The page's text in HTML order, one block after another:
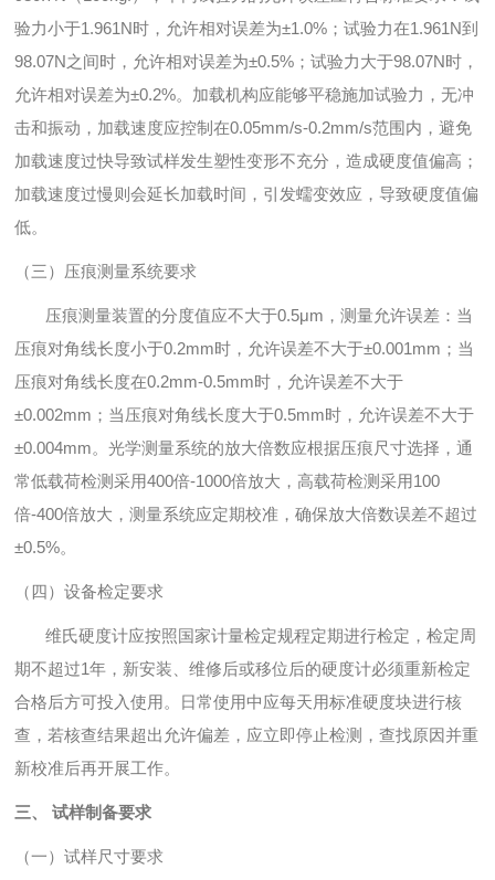
验力小于1.961N时，允许相对误差为±1.0%；试验力在1.961N到
98.07N之间时，允许相对误差为±0.5%；试验力大于98.07N时，
允许相对误差为±0.2%。加载机构应能够平稳施加试验力，无冲
击和振动，加载速度应控制在0.05mm/s-0.2mm/s范围内，避免
加载速度过快导致试样发生塑性变形不充分，造成硬度值偏高；
加载速度过慢则会延长加载时间，引发蠕变效应，导致硬度值偏
低。
（三）压痕测量系统要求
压痕测量装置的分度值应不大于0.5μm，测量允许误差：当
压痕对角线长度小于0.2mm时，允许误差不大于±0.001mm；当
压痕对角线长度在0.2mm-0.5mm时，允许误差不大于
±0.002mm；当压痕对角线长度大于0.5mm时，允许误差不大于
±0.004mm。光学测量系统的放大倍数应根据压痕尺寸选择，通
常低载荷检测采用400倍-1000倍放大，高载荷检测采用100
倍-400倍放大，测量系统应定期校准，确保放大倍数误差不超过
±0.5%。
（四）设备检定要求
维氏硬度计应按照国家计量检定规程定期进行检定，检定周
期不超过1年，新安装、维修后或移位后的硬度计必须重新检定
合格后方可投入使用。日常使用中应每天用标准硬度块进行核
查，若核查结果超出允许偏差，应立即停止检测，查找原因并重
新校准后再开展工作。
三、 试样制备要求
（一）试样尺寸要求